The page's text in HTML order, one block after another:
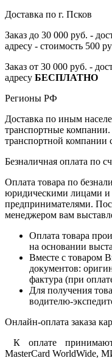
Доставка по г. Псков
Заказ до 30 000 руб. -
адресу - стоимость 500
Заказ от 30 000 руб. -
адресу БЕСПЛАТНО
Регионы РФ
Доставка по иным
транспортные
транспортной компании
Безналичная оплата по
Оплата товара по
юридическими лицами
предпринимателями.
менеджером вам
Оплата товара
на основании
Вместе с товаром
документов:
фактура (при
Для получения
водителю-
Онлайн-оплата заказа
К оплате
MasterCard WorldWide,